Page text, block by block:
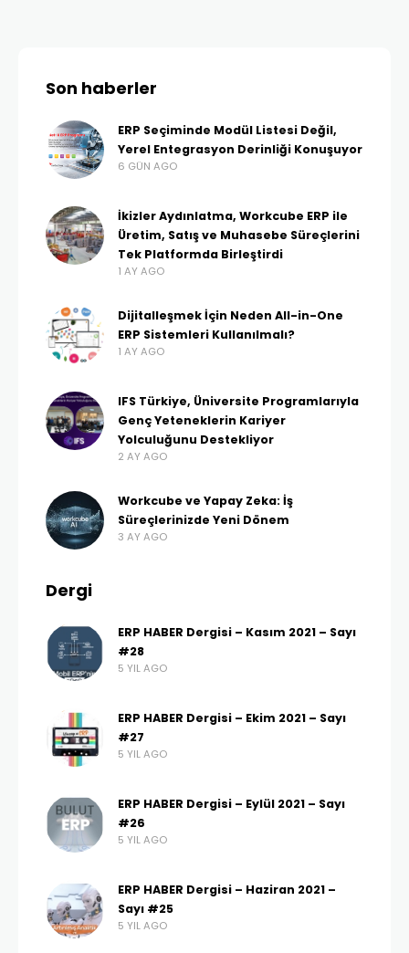
Son haberler
ERP Seçiminde Modül Listesi Değil,
Yerel Entegrasyon Derinliği Konuşuyor
6 GÜN AGO
İkizler Aydınlatma, Workcube ERP ile
Üretim, Satış ve Muhasebe Süreçlerini
Tek Platformda Birleştirdi
1 AY AGO
Dijitalleşmek İçin Neden All-in-One
ERP Sistemleri Kullanılmalı?
1 AY AGO
IFS Türkiye, Üniversite Programlarıyla
Genç Yeteneklerin Kariyer
Yolculuğunu Destekliyor
2 AY AGO
Workcube ve Yapay Zeka: İş
Süreçlerinizde Yeni Dönem
3 AY AGO
Dergi
ERP HABER Dergisi – Kasım 2021 – Sayı
#28
5 YIL AGO
ERP HABER Dergisi – Ekim 2021 – Sayı
#27
5 YIL AGO
ERP HABER Dergisi – Eylül 2021 – Sayı
#26
5 YIL AGO
ERP HABER Dergisi – Haziran 2021 –
Sayı #25
5 YIL AGO